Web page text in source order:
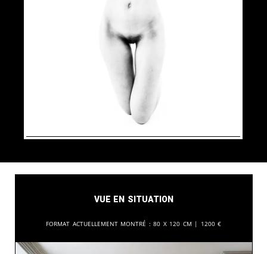
Vue en situation
Format actuellement montré : 80 x 120 cm | 1200 €